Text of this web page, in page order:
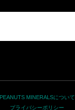
PEANUTS MINERALSについて
プライバシーポリシー